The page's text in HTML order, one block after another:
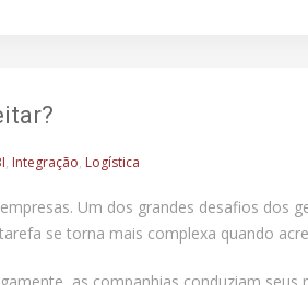
, Integração, Logística
Um dos grandes desafios
se torna mais complexa quando